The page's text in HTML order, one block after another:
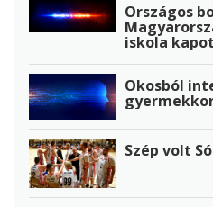
Országos
iskola
Okosból
Szép volt